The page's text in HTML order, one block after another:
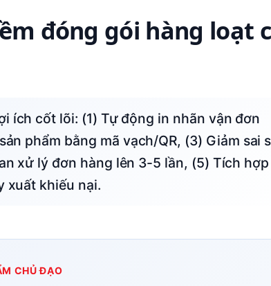
đóng gói hàng loạt
phẩm bằng mã vạch/QR, (3) Giảm sai
xử lý đơn hàng lên 3-5 lần, (5) Tích hợp
xuất khiếu nại.
CHỦ ĐẠO